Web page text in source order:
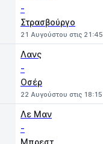
-
Στρασβούργο
21 Αυγούστου στις 21:45
Λανς
-
Οσέρ
22 Αυγούστου στις 18:15
Λε Μαν
-
Μπρεστ